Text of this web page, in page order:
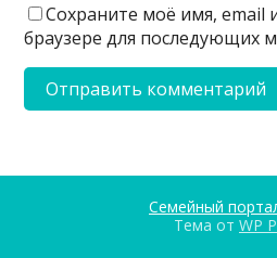
Сохраните моё имя, email
браузере для последующих
Семейный
Тема от WP